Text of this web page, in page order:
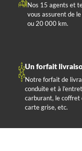
Nos 15 agents et
vous assurent de
ou 20 000 km.
Un forfait
Notre forfait de
conduite et à
carburant, le coffret
carte grise, etc.